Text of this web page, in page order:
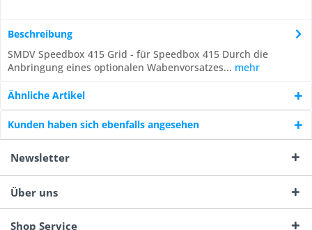
Beschreibung
SMDV Speedbox 415 Grid - für Speedbox 415 Durch die
Anbringung eines optionalen Wabenvorsatzes... mehr
Ähnliche Artikel
Kunden haben sich ebenfalls angesehen
Newsletter
Über uns
Shop Service